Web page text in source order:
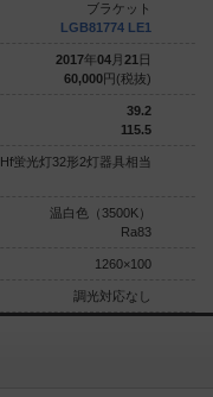
ブラケット
LGB81774 LE1
2017年04月 21 日
60,000円(税抜)
39.2
115.5
Hf蛍光灯32形2灯器具相当
温白色（3500K）
Ra83
1260×100
調光対応なし